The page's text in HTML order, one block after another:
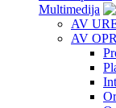
Multimedija
AV
AV